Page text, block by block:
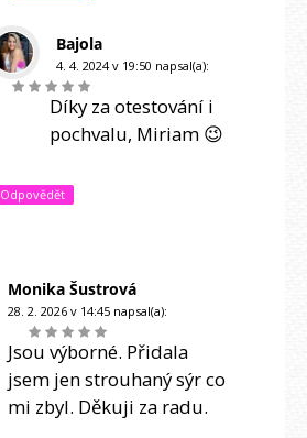
Bajola
4. 4. 2024 v 19:50 napsal(a):
Díky za otestování i
pochvalu, Miriam 😉
Odpovědět
Monika Šustrová
28. 2. 2026 v 14:45 napsal(a):
Jsou výborné. Přidala
jsem jen strouhaný sýr co
mi zbyl. Děkuji za radu.